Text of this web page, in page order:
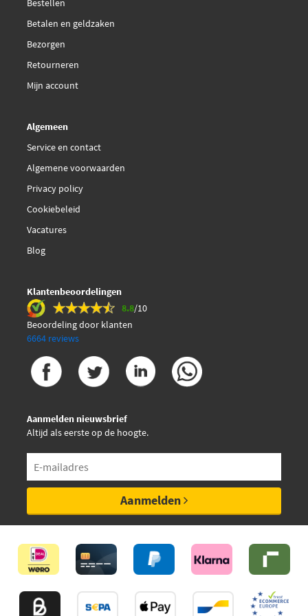
Betalen en geldzaken
Bezorgen
Retourneren
Mijn account
Algemeen
Service en contact
Algemene voorwaarden
Privacy policy
Cookiebeleid
Vacatures
Blog
Klantenbeoordelingen
8.8/10
Beoordeling door klanten
6664 reviews
Aanmelden nieuwsbrief
Altijd als eerste op de hoogte.
Aanmelden